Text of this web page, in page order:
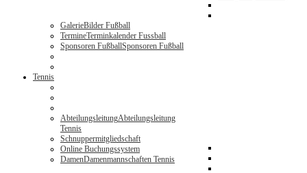
GalerieBilder Fußball
TermineTerminkalender Fussball
Sponsoren FußballSponsoren Fußball
Tennis
AbteilungsleitungAbteilungsleitung
Tennis
Schnuppermitgliedschaft
Online Buchungssystem
DamenDamenmannschaften Tennis